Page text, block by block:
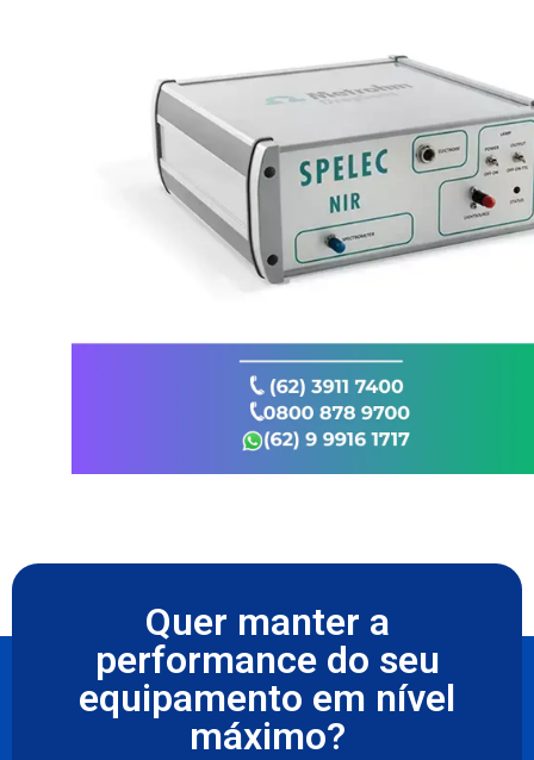
Quer manter a
performance do seu
equipamento em nível
máximo?